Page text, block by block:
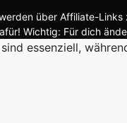
über Affiliate-
Wichtig: Für dich
essenziell,